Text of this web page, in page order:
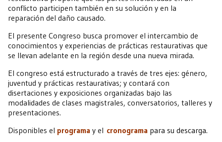
conflicto participen también en su solución y en la
reparación del daño causado.
El presente Congreso busca promover el intercambio de
conocimientos y experiencias de prácticas restaurativas que
se llevan adelante en la región desde una nueva mirada.
El congreso está estructurado a través de tres ejes: género,
juventud y prácticas restaurativas; y contará con
disertaciones y exposiciones organizadas bajo las
modalidades de clases magistrales, conversatorios, talleres y
presentaciones.
Disponibles el programa y el cronograma para su descarga.